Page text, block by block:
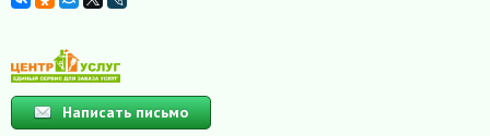
Написать письмо